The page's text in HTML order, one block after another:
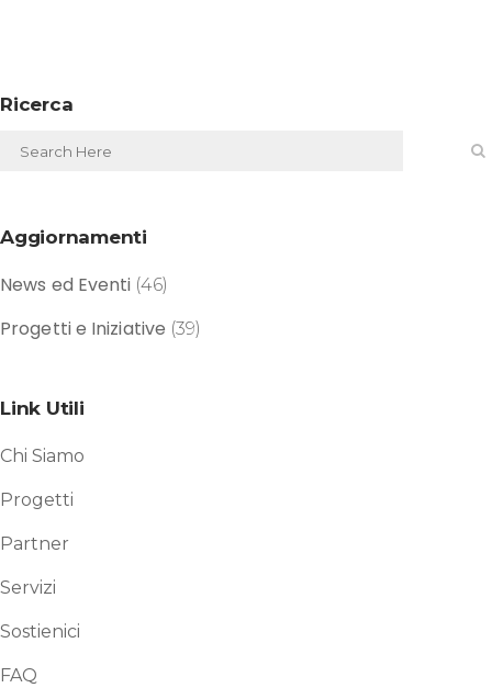
Ricerca
Aggiornamenti
News ed Eventi (46)
Progetti e Iniziative (39)
Link Utili
Chi Siamo
Progetti
Partner
Servizi
Sostienici
FAQ